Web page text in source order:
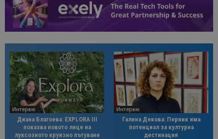
Интервю
Диана Благоева: EXPLORA III
показва новото лице на
луксозното круизно пътуване
Интервю
Галина Декова: Перник има
потенциал за културна
дестинация